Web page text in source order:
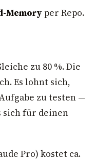
Memory per Repo.
zu 80 %. Die
Es lohnt sich,
zu testen —
sich für deinen
Pro) kostet ca.